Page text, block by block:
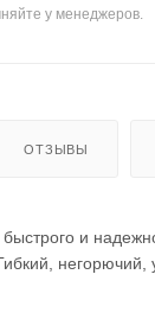
у менеджеров.
ОТЗЫВЫ
и
негорючий,